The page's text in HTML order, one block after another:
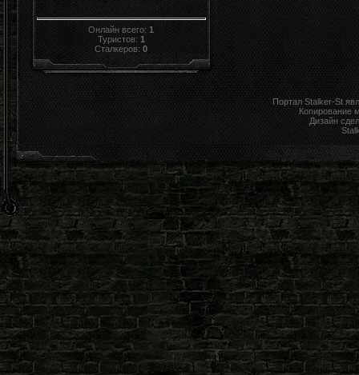
Онлайн всего:1
Туристов: 1
Сталкеров:0
Портал Stalker-St
Копирование
Дизайн